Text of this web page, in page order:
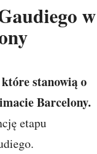
w
stanowią o
Barcelony.
etapu